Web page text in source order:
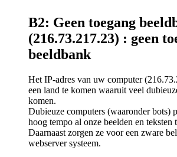
B2: Geen toegang
(216.73.217.23) : geen
beeldbank
Het IP-adres van uw computer
een land te komen waaruit veel
komen.
Dubieuze computers (waaronder bots)
hoog tempo al onze beelden en teksten
Daarnaast zorgen ze voor een zware
webserver systeem.